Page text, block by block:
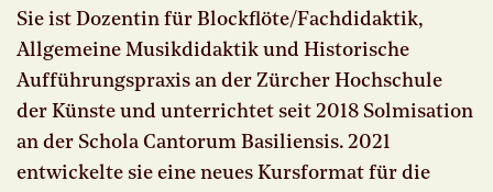
Sie ist Dozentin für Blockflöte/Fachdidaktik,
Allgemeine Musikdidaktik und Historische
Aufführungspraxis an der Zürcher Hochschule
der Künste und unterrichtet seit 2018 Solmisation
an der Schola Cantorum Basiliensis. 2021
entwickelte sie eine neues Kursformat für die